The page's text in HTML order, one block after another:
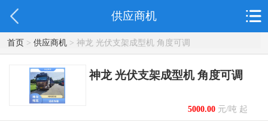
供应商机
首页> 供应商机> 神龙 光伏支架成型机 角度可调
神龙 光伏支架成型机 角度可调
5000.00元/吨 起